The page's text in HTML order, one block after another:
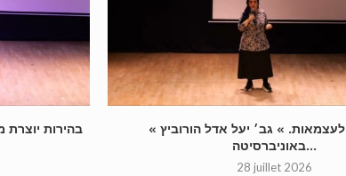
« מן התלות לעצמאות. » גב׳ יעל אדל הורוביץ
באוניברסיטה...
28 juillet 2026